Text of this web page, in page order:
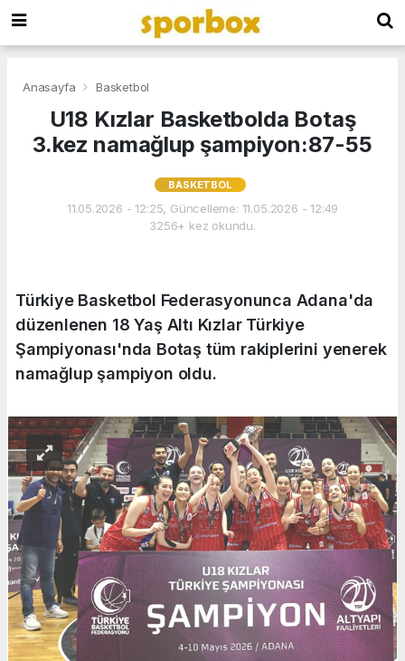
Anasayfa Basketbol
U18 Kızlar Basketbolda Botaş
3.kez namağlup şampiyon:87-55
BASKETBOL
11.05.2026 - 12:25, Güncelleme: 11.05.2026 - 12:49
3256+ kez okundu.
Türkiye Basketbol Federasyonunca Adana'da
düzenlenen 18 Yaş Altı Kızlar Türkiye
Şampiyonası'nda Botaş tüm rakiplerini yenerek
namağlup şampiyon oldu.